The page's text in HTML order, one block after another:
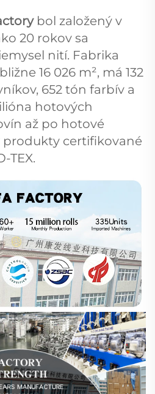
bol založený v
20 rokov sa
nití. Fabrika
16 026 m², má 132
652 tón farbív a
hotových
až po hotové
produkty certifikované
TEX.